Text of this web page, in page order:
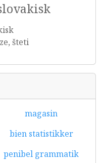
šteti
magasin
bien statistikker
penibel grammatik